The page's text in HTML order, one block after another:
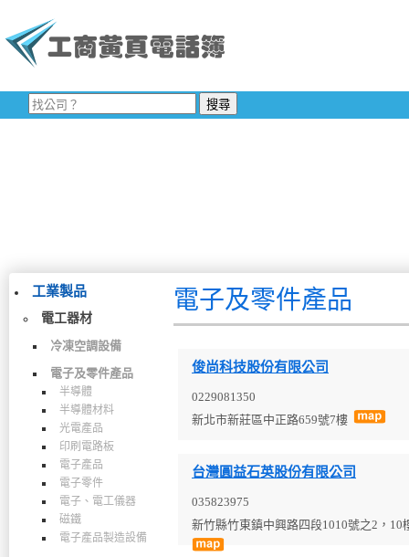
工業製品
電工器材
冷凍空調設備
電子及零件產品
半導體
半導體材料
光電產品
印刷電路板
電子產品
電子零件
電子、電工儀器
磁鐵
電子產品製造設備
電子及零件產品
俊尚科技股份有限公司
0229081350
新北市新莊區中正路659號7樓
台灣圓益石英股份有限公司
035823975
新竹縣竹東鎮中興路四段1010號之2，